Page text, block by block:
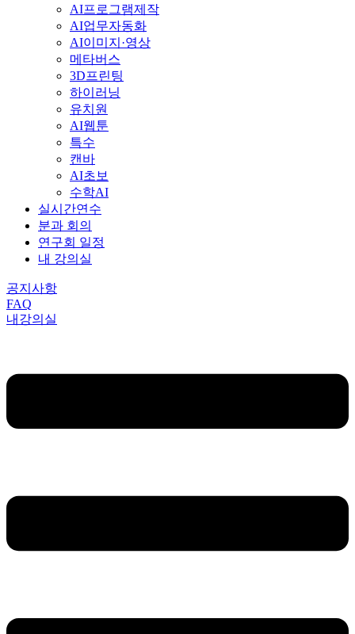
AI프로그램제작
AI업무자동화
AI이미지·영상
메타버스
3D프린팅
하이러닝
유치원
AI웹툰
특수
캔바
AI초보
수학AI
실시간연수
분과 회의
연구회 일정
내 강의실
공지사항
FAQ
내강의실